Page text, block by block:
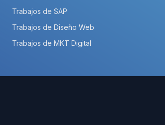
Trabajos de SAP
Trabajos de Diseño Web
Trabajos de MKT Digital